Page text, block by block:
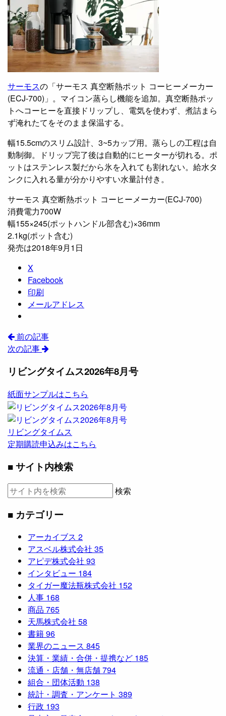
サーモスの「サーモス 真空断熱ポット コーヒーメーカー
(ECJ-700)」。マイコン蒸らし機能を追加。真空断熱ポッ
トへコーヒーを直接ドリップし、電気を使わず、煮詰まら
ず淹れたてをそのまま保温する。
幅15.5cmのスリム設計、3~5カップ用。蒸らしの工程は自
動制御。ドリップ完了後は自動的にヒーターが切れる。ポ
ットはステンレス製だから氷を入れても割れない。給水タ
ンクに入れる量が分かりやすい水量計付き。
サーモス 真空断熱ポット コーヒーメーカー(ECJ-700)
消費電力700W
幅155×245(ポットハンドル部含む)×36mm
2.1kg(ポット含む)
発売は2018年9月1日
X
Facebook
印刷
メールアドレス
前の記事
次の記事
リビングタイムス2026年8月号
紙面サンプルはこちら
リビングタイムス
定期購読申込みはこちら
■ サイト内検索
検索
■ カテゴリー
アーカイブス 2
アスベル株式会社 35
アピデ株式会社 93
インタビュー 184
タイガー魔法瓶株式会社 152
人事 168
商品 765
天馬株式会社 58
書籍96
業界のニュース 845
決算・業績・合併・提携など 185
流通・店舗・無店舗794
組合・団体活動 138
統計・調査・アンケート 389
行政 193